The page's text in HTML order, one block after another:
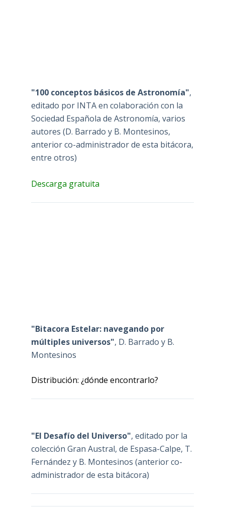
"100 conceptos básicos de Astronomía",
editado por INTA en colaboración con la
Sociedad Española de Astronomía, varios
autores (D. Barrado y B. Montesinos,
anterior co-administrador de esta bitácora,
entre otros)
Descarga gratuita
"Bitacora Estelar: navegando por
múltiples universos", D. Barrado y B.
Montesinos
Distribución: ¿dónde encontrarlo?
"El Desafío del Universo", editado por la
colección Gran Austral, de Espasa-Calpe, T.
Fernández y B. Montesinos (anterior co-
administrador de esta bitácora)